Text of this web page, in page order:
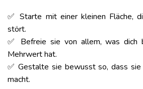
✅ Starte mit einer kleinen Fläche,
stört.
✅ Befreie sie von allem, was dich
Mehrwert hat.
✅ Gestalte sie bewusst so, dass sie
macht.